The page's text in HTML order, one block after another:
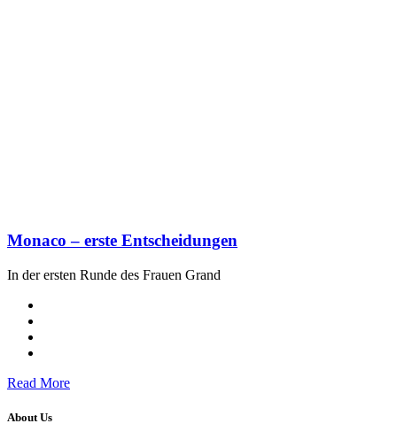
Monaco – erste Entscheidungen
In der ersten Runde des Frauen Grand
Read More
About Us